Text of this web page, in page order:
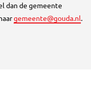
dan de gemeente
gemeente@gouda.nl.